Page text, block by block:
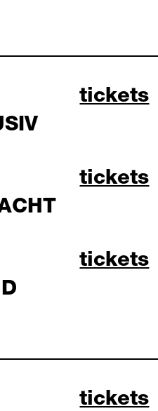
2026 tickets
abo
2026 tickets
tag
2026 tickets
2026 tickets
fresh